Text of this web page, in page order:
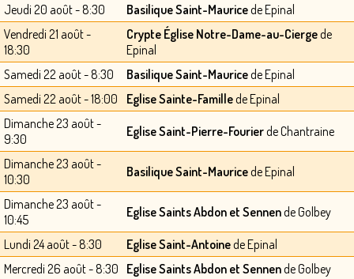
Jeudi 20 août - 8:30
Basilique Saint-Mauricede Epinal
Vendredi 21 août -
18:30
Crypte Église Notre-Dame-au-Ciergede
Epinal
Samedi 22 août - 8:30
Basilique Saint-Mauricede Epinal
Samedi 22 août - 18:00
Eglise Sainte-Famillede Epinal
Dimanche 23 août -
9:30
Eglise Saint-Pierre-Fourierde Chantraine
Dimanche 23 août -
10:30
Basilique Saint-Mauricede Epinal
Dimanche 23 août -
10:45
Eglise Saints Abdon et Sennende Golbey
Lundi 24 août - 8:30 Eglise Saint-Antoinede Epinal
Mercredi 26 août - 8:30 Eglise Saints Abdon et Sennende Golbey